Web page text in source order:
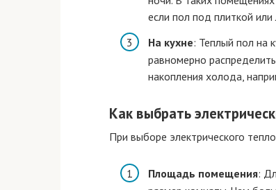
если пол под плиткой
На кухне: Теплый пол на
равномерно
накопления холода,
Как выбрать
При выборе электрического
Площадь помещения: